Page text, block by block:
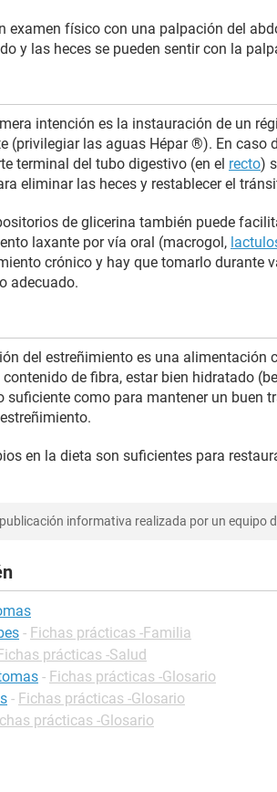
examen físico con una palpación del
y las heces se pueden sentir con la
intención es la instauración de un
(privilegiar las aguas Hépar ®). En caso
terminal del tubo digestivo (en el recto)
eliminar las heces y restablecer el
de glicerina también puede
laxante por vía oral (macrogol,
crónico y hay que tomarlo durante
adecuado.
del estreñimiento es una alimentación
de fibra, estar bien hidratado
suficiente como para mantener un buen
en la dieta son suficientes para
informativa realizada por un equipo
- Fichas prácticas -Familia
prácticas -Salud
- Fichas prácticas -Glosario
- Fichas prácticas -Glosario
prácticas -Glosario